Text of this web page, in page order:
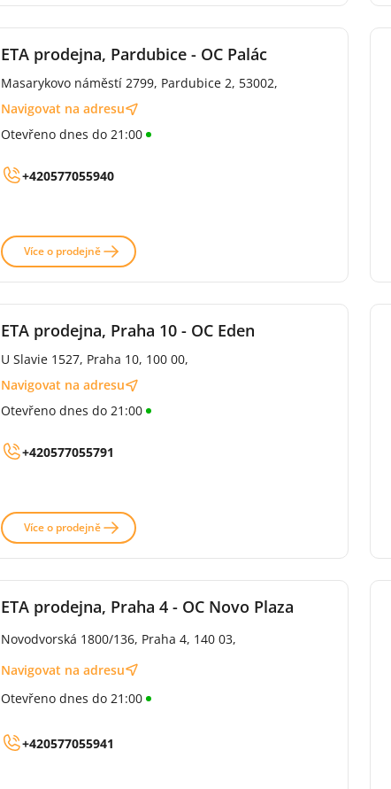
ETA prodejna, Pardubice - OC Palác
Masarykovo náměstí 2799, Pardubice 2, 53002,
Navigovat na adresu
Otevřeno dnes do 21:00
+420577055940
Více o prodejně
ETA prodejna, Praha 10 - OC Eden
U Slavie 1527, Praha 10, 100 00,
Navigovat na adresu
Otevřeno dnes do 21:00
+420577055791
Více o prodejně
ETA prodejna, Praha 4 - OC Novo Plaza
Novodvorská 1800/136, Praha 4, 140 03,
Navigovat na adresu
Otevřeno dnes do 21:00
+420577055941